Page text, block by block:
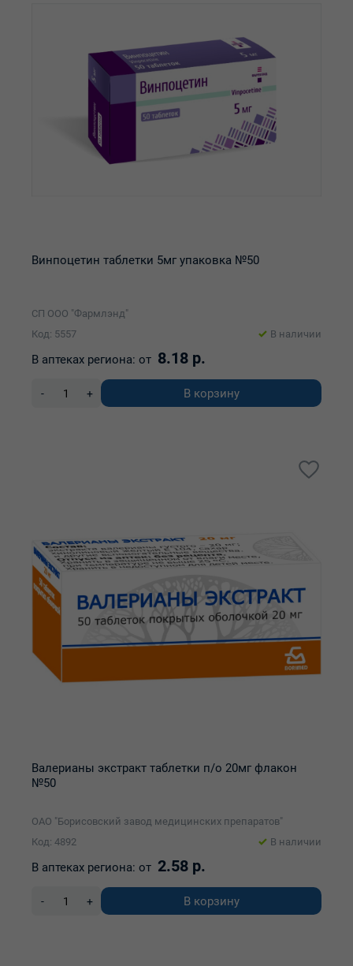
Винпоцетин таблетки 5мг упаковка №50
СП ООО "Фармлэнд"
Код: 5557
В наличии
В аптеках региона: от 8.18 р.
- + В корзину
Валерианы экстракт таблетки п/о 20мг флакон
№50
ОАО "Борисовский завод медицинских препаратов"
Код: 4892
В наличии
В аптеках региона: от 2.58 р.
- + В корзину